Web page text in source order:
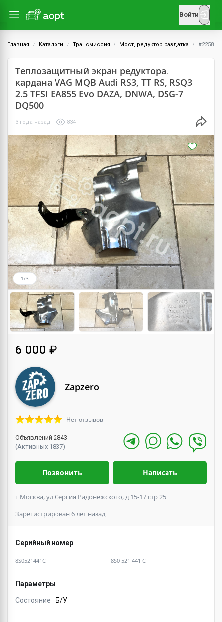
Войти
Главная Каталоги Трансмиссия Мост, редуктор раздатка #2258
Теплозащитный экран редуктора,
кардана VAG MQB Audi RS3, TT RS, RSQ3
2.5 TFSI EA855 Evo DAZA, DNWA, DSG-7
DQ500
3 года назад 834
1/3
6 000 ₽
Zapzero
Нет отзывов
Объявлений 2843
(Активных 1837)
Позвонить Написать
г Москва, ул Сергия Радонежского, д 15-17 стр 25
Зарегистрирован 6 лет назад
Серийный номер
8S0521441C 8S0 521 441 C
Параметры
Состояние Б/У